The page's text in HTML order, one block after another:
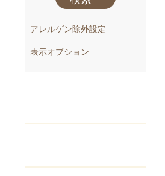
アレルゲン除外設定
表示オプション